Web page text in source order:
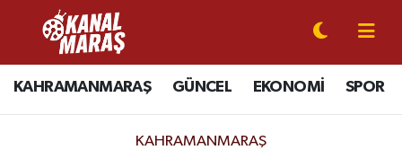
KAHRAMANMARAŞ GÜNCEL EKONOMİ SPOR
KAHRAMANMARAŞ
CANLI YAYIN
KAHRAMANMARAŞ
Kahramanmaraş Nöbetçi Eczaneler
Kahramanmaraş Hava Durumu